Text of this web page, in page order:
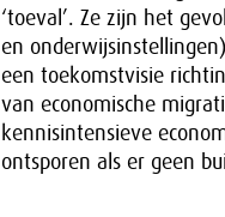
‘toeval’. Ze zijn het
en
een toekomstvisie
van economische
kennisintensieve
ontsporen als er geen